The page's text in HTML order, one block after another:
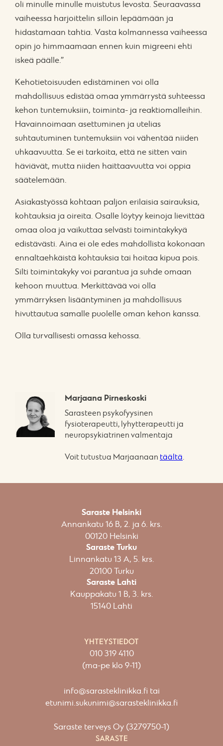
oli minulle minulle muistutus levosta. Seuraavassa
vaiheessa harjoittelin silloin lepäämään ja
hidastamaan tahtia. Vasta kolmannessa vaiheessa
opin jo himmaamaan ennen kuin migreeni ehti
iskeä päälle.”
Kehotietoisuuden edistäminen voi olla
mahdollisuus edistää omaa ymmärrystä suhteessa
kehon tuntemuksiin, toiminta- ja reaktiomalleihin.
Havainnoimaan asettuminen ja utelias
suhtautuminen tuntemuksiin voi vähentää niiden
uhkaavuutta. Se ei tarkoita, että ne sitten vain
häviävät, mutta niiden haittaavuutta voi oppia
säätelemään.
Asiakastyössä kohtaan paljon erilaisia sairauksia,
kohtauksia ja oireita. Osalle löytyy keinoja lievittää
omaa oloa ja vaikuttaa selvästi toimintakykyä
edistävästi. Aina ei ole edes mahdollista kokonaan
ennaltaehkäistä kohtauksia tai hoitaa kipua pois.
Silti toimintakyky voi parantua ja suhde omaan
kehoon muuttua. Merkittävää voi olla
ymmärryksen lisääntyminen ja mahdollisuus
hivuttautua samalle puolelle oman kehon kanssa.
Olla turvallisesti omassa kehossa.
Marjaana Pirneskoski
Sarasteen psykofyysinen
fysioterapeutti, lyhytterapeutti ja
neuropsykiatrinen valmentaja
Voit tutustua Marjaanaan täältä.
Saraste Helsinki
Annankatu 16 B, 2. ja 6. krs.
00120 Helsinki​
Saraste Turku
Linnankatu 13 A, 5. krs.
20100 Turku
Saraste Lahti
Kauppakatu 1 B, 3. krs.
15140 Lahti
YHTEYSTIEDOT
010 319 4110
(ma-pe klo 9-11)
info@sarasteklinikka.fi tai
etunimi.sukunimi@sarasteklinikka.fi
Saraste terveys Oy (3279750-1)
SARASTE